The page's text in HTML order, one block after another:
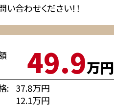
合わせください！！
49.9万円
37.8万円
12.1万円